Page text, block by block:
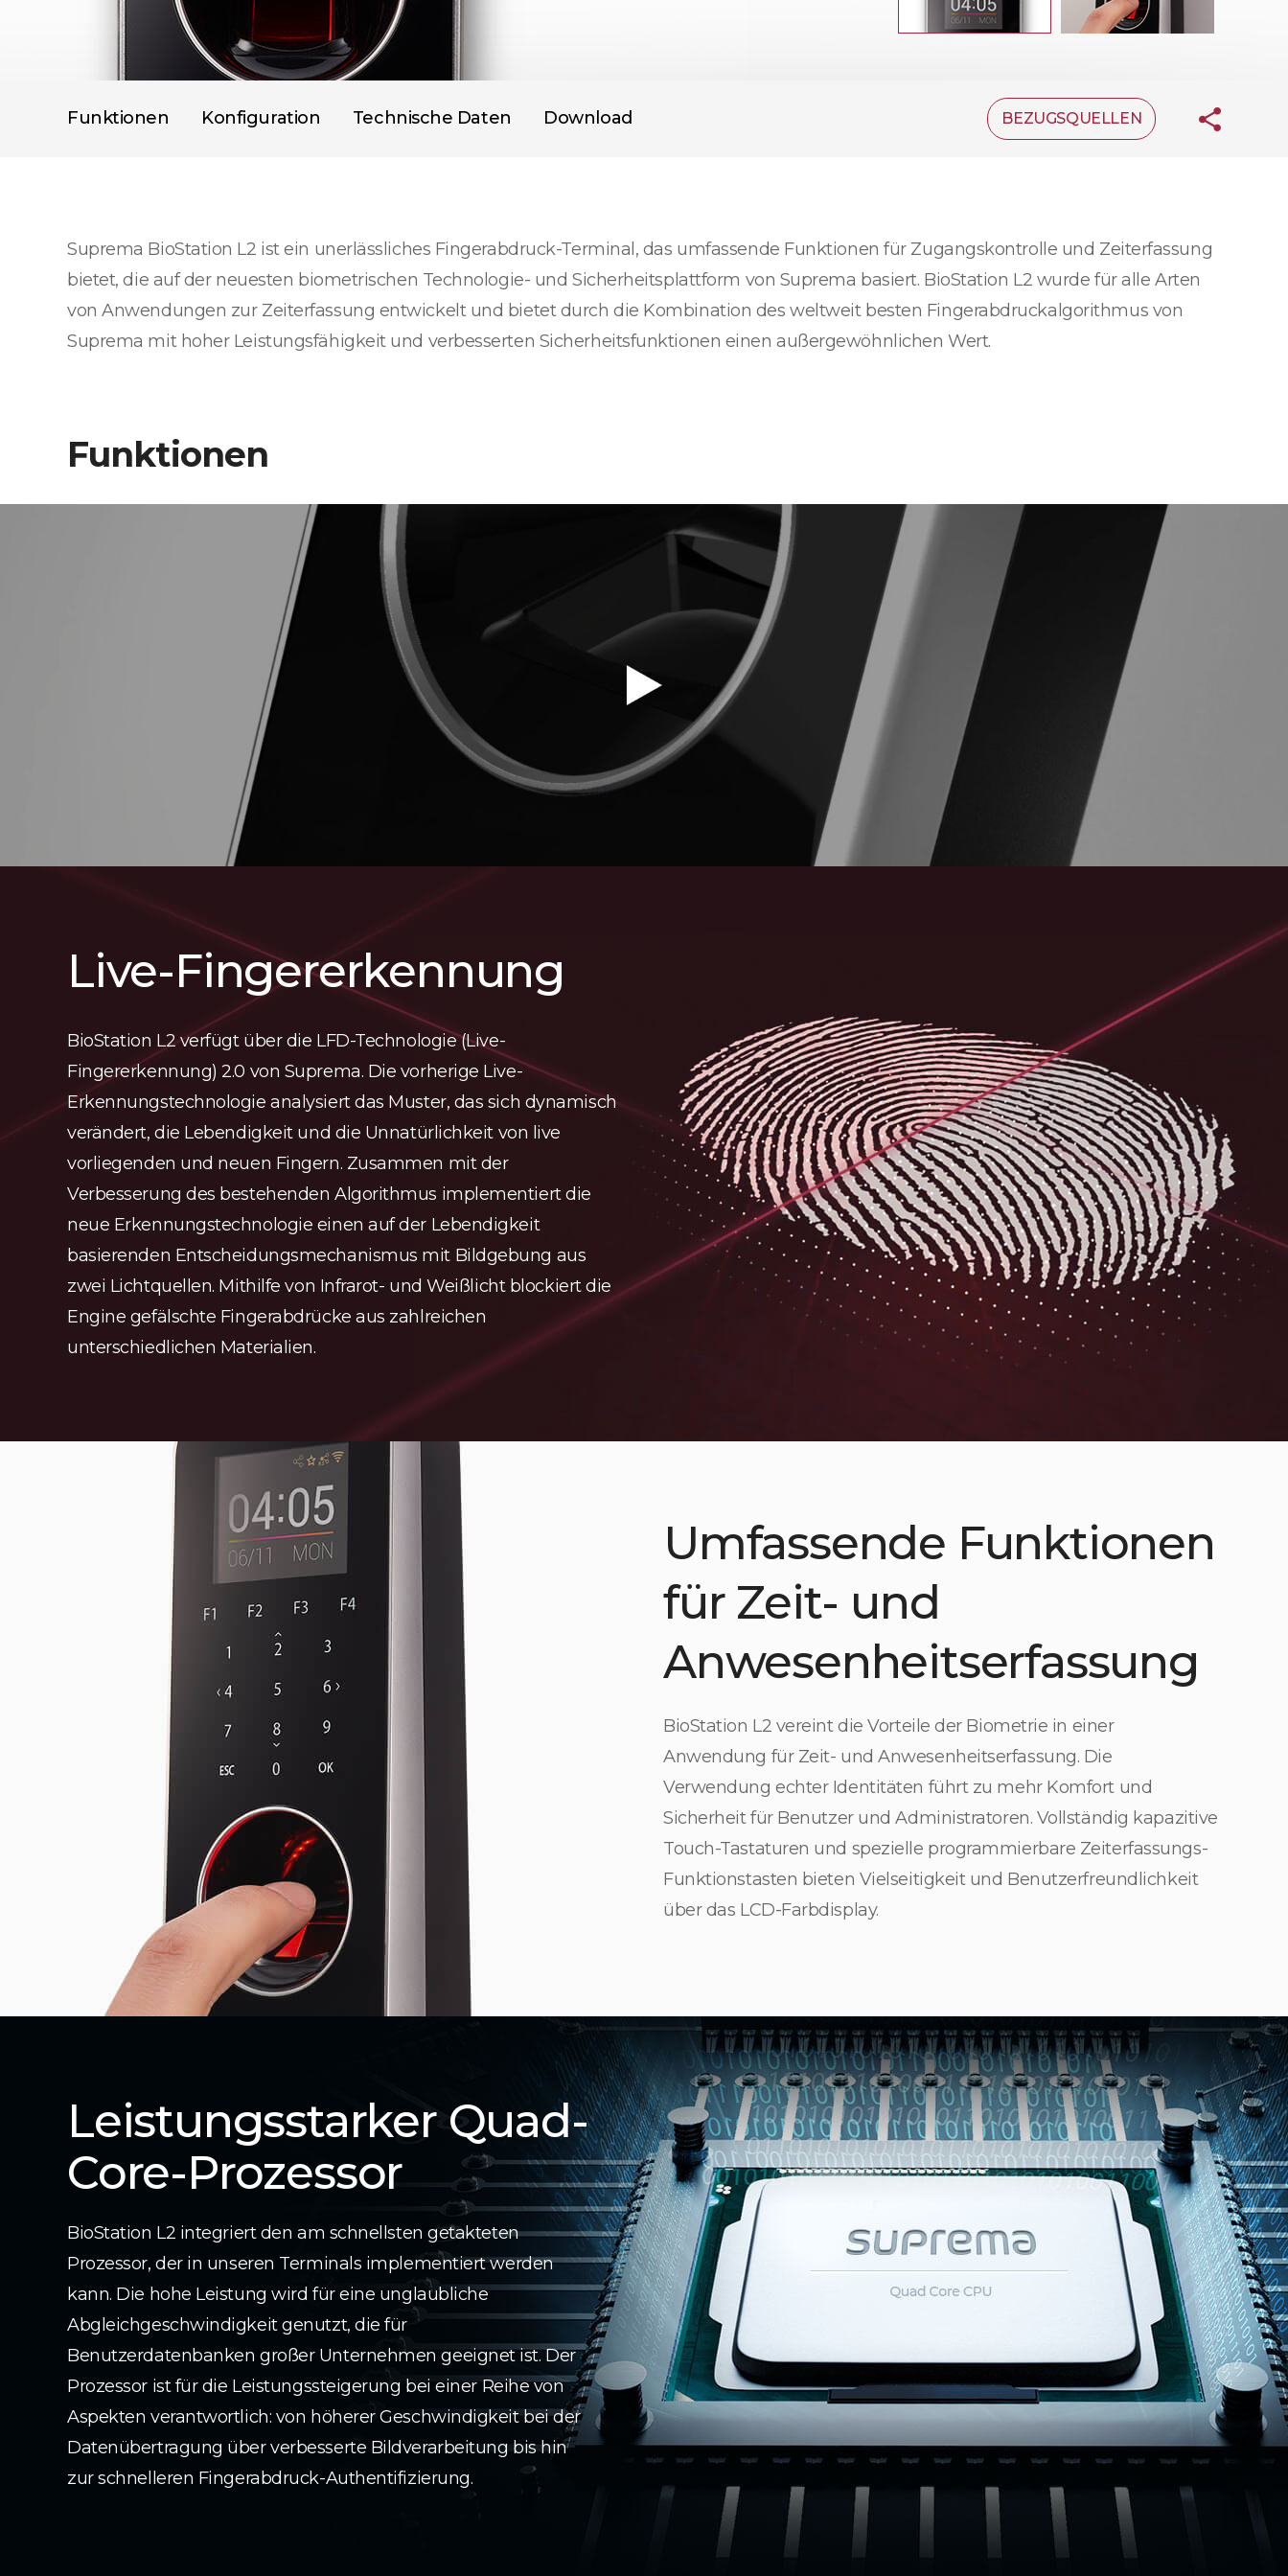
Funktionen Konfiguration Technische Daten Download BEZUGSQUELLEN
Suprema BioStation L2 ist ein unerlässliches Fingerabdruck-Terminal, das umfassende Funktionen für Zugangskontrolle und Zeiterfassung
bietet, die auf der neuesten biometrischen Technologie- und Sicherheitsplattform von Suprema basiert. BioStation L2 wurde für alle Arten
von Anwendungen zur Zeiterfassung entwickelt und bietet durch die Kombination des weltweit besten Fingerabdruckalgorithmus von
Suprema mit hoher Leistungsfähigkeit und verbesserten Sicherheitsfunktionen einen außergewöhnlichen Wert.
Funktionen
Live-Fingererkennung
BioStation L2 verfügt über die LFD-Technologie (Live-
Fingererkennung) 2.0 von Suprema. Die vorherige Live-
Erkennungstechnologie analysiert das Muster, das sich dynamisch
verändert, die Lebendigkeit und die Unnatürlichkeit von live
vorliegenden und neuen Fingern. Zusammen mit der
Verbesserung des bestehenden Algorithmus implementiert die
neue Erkennungstechnologie einen auf der Lebendigkeit
basierenden Entscheidungsmechanismus mit Bildgebung aus
zwei Lichtquellen. Mithilfe von Infrarot- und Weißlicht blockiert die
Engine gefälschte Fingerabdrücke aus zahlreichen
unterschiedlichen Materialien.
Umfassende Funktionen
für Zeit- und
Anwesenheitserfassung
BioStation L2 vereint die Vorteile der Biometrie in einer
Anwendung für Zeit- und Anwesenheitserfassung. Die
Verwendung echter Identitäten führt zu mehr Komfort und
Sicherheit für Benutzer und Administratoren. Vollständig kapazitive
Touch-Tastaturen und spezielle programmierbare Zeiterfassungs-
Funktionstasten bieten Vielseitigkeit und Benutzerfreundlichkeit
über das LCD-Farbdisplay.
Leistungsstarker Quad-
Core-Prozessor
BioStation L2 integriert den am schnellsten getakteten
Prozessor, der in unseren Terminals implementiert werden
kann. Die hohe Leistung wird für eine unglaubliche
Abgleichgeschwindigkeit genutzt, die für
Benutzerdatenbanken großer Unternehmen geeignet ist. Der
Prozessor ist für die Leistungssteigerung bei einer Reihe von
Aspekten verantwortlich: von höherer Geschwindigkeit bei der
Datenübertragung über verbesserte Bildverarbeitung bis hin
zur schnelleren Fingerabdruck-Authentifizierung.